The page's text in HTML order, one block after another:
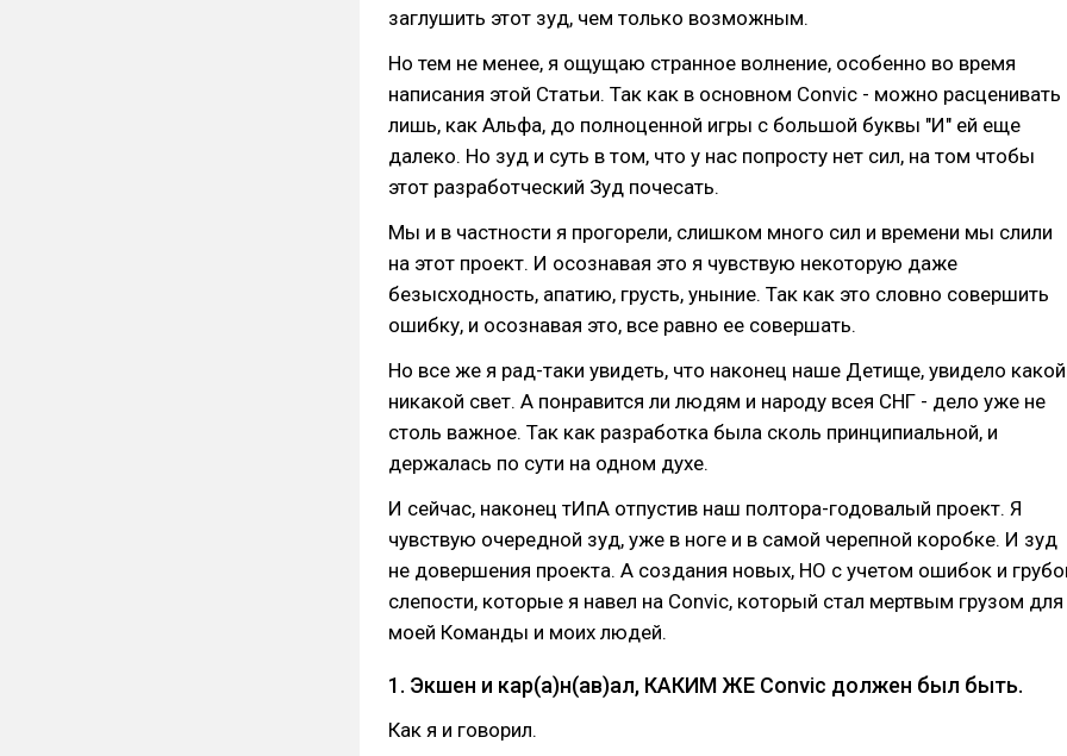
заглушить этот зуд, чем только возможным.
Но тем не менее, я ощущаю странное волнение, особенно во время
написания этой Статьи. Так как в основном Convic - можно расценивать
лишь, как Альфа, до полноценной игры с большой буквы "И" ей еще
далеко. Но зуд и суть в том, что у нас попросту нет сил, на том чтобы
этот разработческий Зуд почесать.
Мы и в частности я прогорели, слишком много сил и времени мы слили
на этот проект. И осознавая это я чувствую некоторую даже
безысходность, апатию, грусть, уныние. Так как это словно совершить
ошибку, и осознавая это, все равно ее совершать.
Но все же я рад-таки увидеть, что наконец наше Детище, увидело
никакой свет. А понравится ли людям и народу всея СНГ - дело уже не
столь важное. Так как разработка была сколь принципиальной, и
держалась по сути на одном духе.
И сейчас, наконец тИпА отпустив наш полтора-годовалый проект. Я
чувствую очередной зуд, уже в ноге и в самой черепной коробке. И зуд
не довершения проекта. А создания новых, НО с учетом ошибок и
слепости, которые я навел на Convic, который стал мертвым грузом для
моей Команды и моих людей.
1. Экшен и кар(а)н(ав)ал, КАКИМ ЖЕ Convic должен был быть.
Как я и говорил.